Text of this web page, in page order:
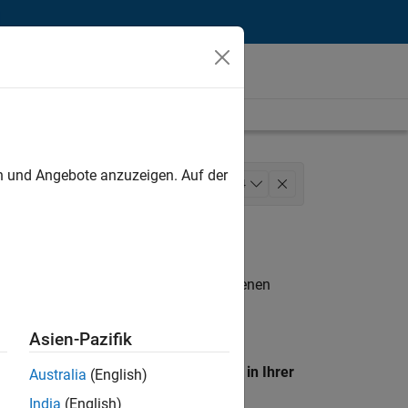
Marketing Services 4
. Wenn Sie noch immer keine offenen
unseres
Standort, um alle Stellenangebote in Ihrer
Angebote anzuzeigen. Auf der
Asien-Pazifik
Australia (English)
India (English)